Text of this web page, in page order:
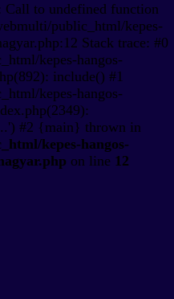
Call to undefined function
public_html/kepes-
Stack trace: #0
kepes-hangos-
include() #1
kepes-hangos-
#2 {main} thrown in
kepes-hangos-
on line 12